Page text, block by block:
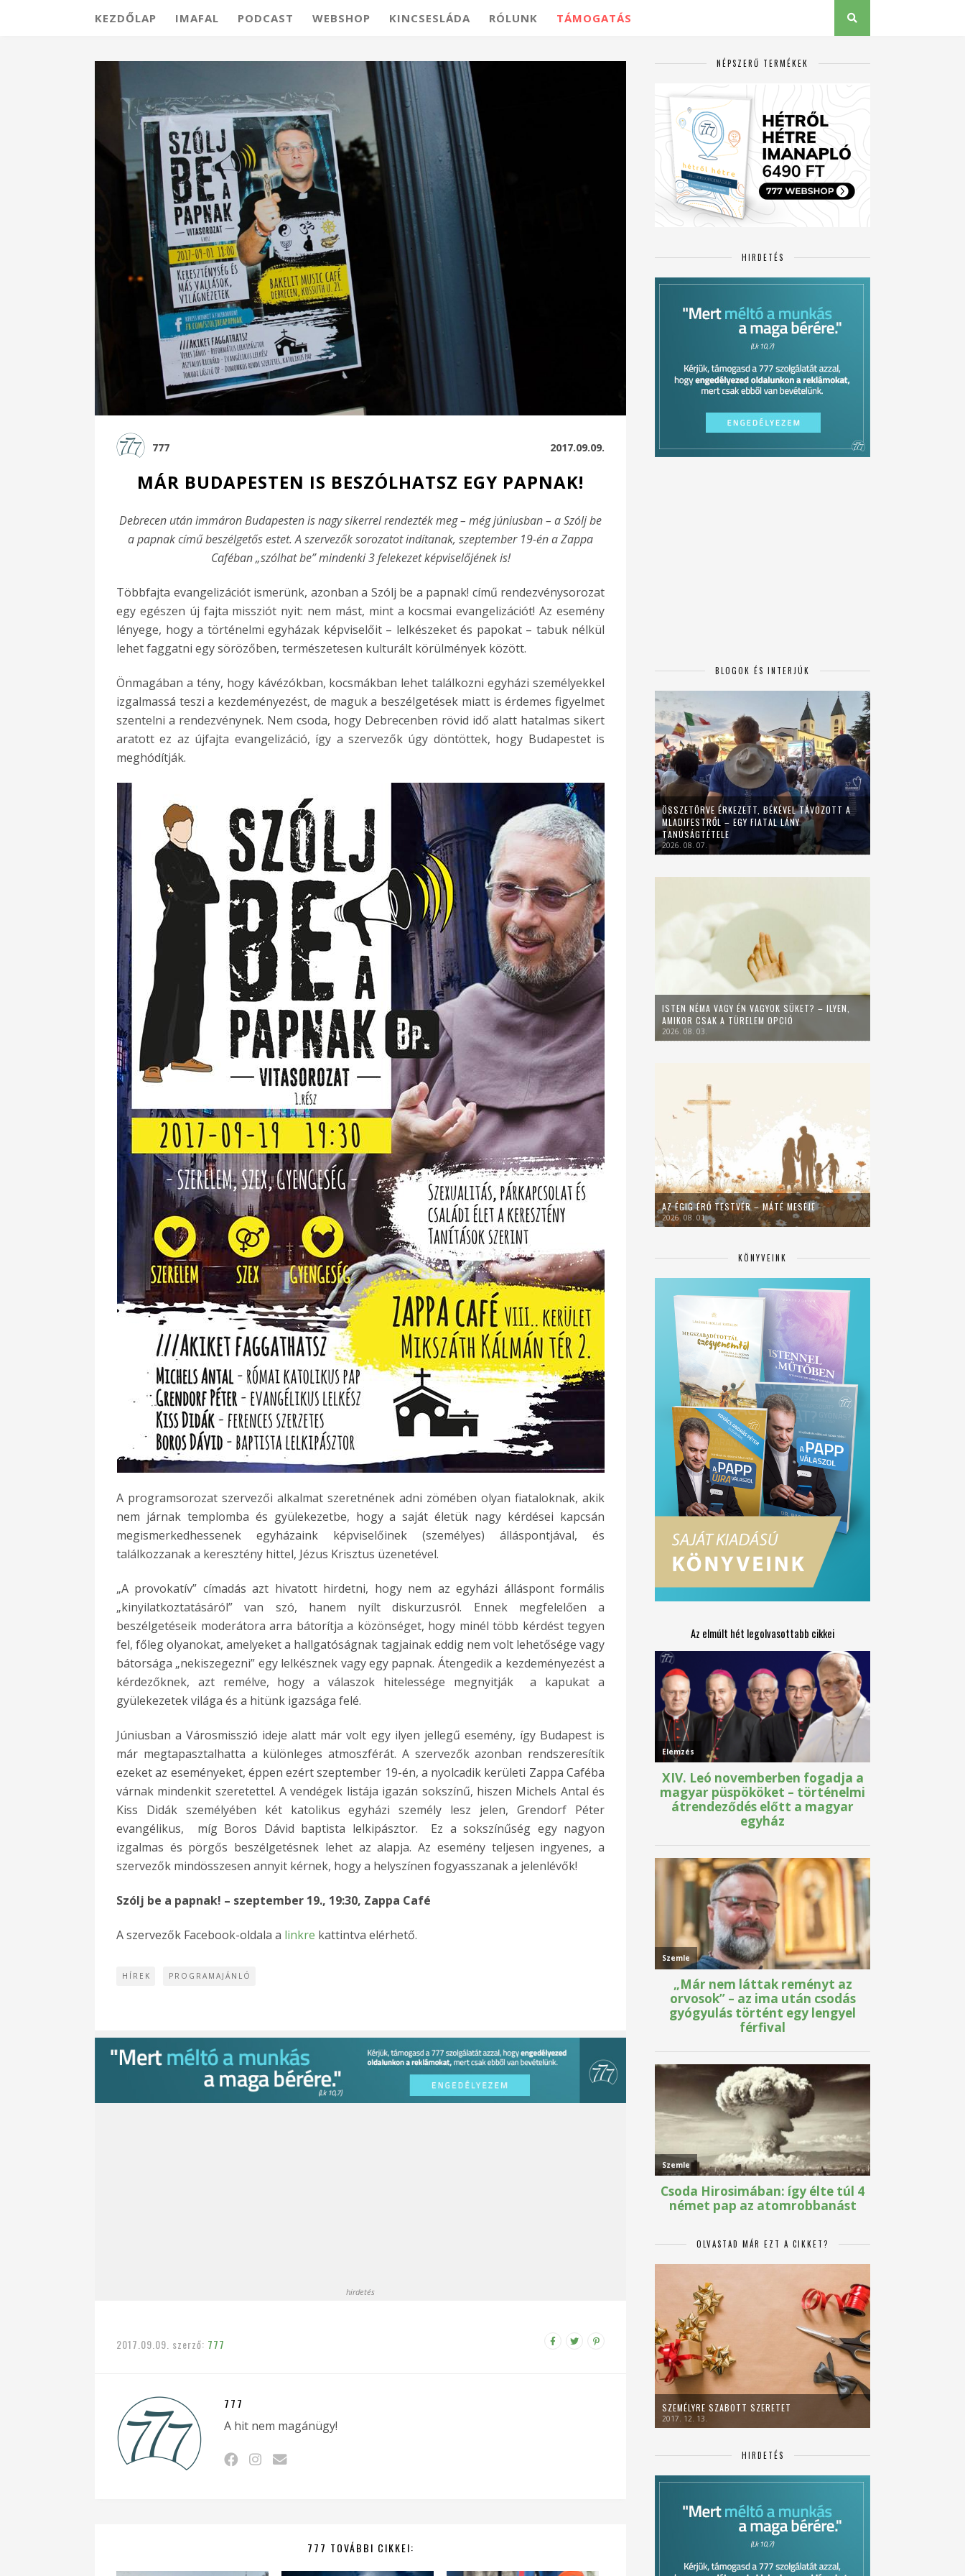
KEZDŐLAP IMAFAL PODCAST WEBSHOP KINCSESLÁDA RÓLUNK TÁMOGATÁS
777 2017.09.09.
MÁR BUDAPESTEN IS BESZÓLHATSZ EGY PAPNAK!
Debrecen után immáron Budapesten is nagy sikerrel rendezték meg – még júniusban – a Szólj be
a papnak című beszélgetős estet. A szervezők sorozatot indítanak, szeptember 19-én a Zappa
Caféban „szólhat be” mindenki 3 felekezet képviselőjének is!
Többfajta evangelizációt ismerünk, azonban a Szólj be a papnak! című rendezvénysorozat
egy egészen új fajta missziót nyit: nem mást, mint a kocsmai evangelizációt! Az esemény
lényege, hogy a történelmi egyházak képviselőit – lelkészeket és papokat – tabuk nélkül
lehet faggatni egy sörözőben, természetesen kulturált körülmények között.
Önmagában a tény, hogy kávézókban, kocsmákban lehet találkozni egyházi személyekkel
izgalmassá teszi a kezdeményezést, de maguk a beszélgetések miatt is érdemes figyelmet
szentelni a rendezvénynek. Nem csoda, hogy Debrecenben rövid idő alatt hatalmas sikert
aratott ez az újfajta evangelizáció, így a szervezők úgy döntöttek, hogy Budapestet is
meghódítják.
A programsorozat szervezői alkalmat szeretnének adni zömében olyan fiataloknak, akik
nem járnak templomba és gyülekezetbe, hogy a saját életük nagy kérdései kapcsán
megismerkedhessenek egyházaink képviselőinek (személyes) álláspontjával, és
találkozzanak a keresztény hittel, Jézus Krisztus üzenetével.
„A provokatív” címadás azt hivatott hirdetni, hogy nem az egyházi álláspont formális
„kinyilatkoztatásáról” van szó, hanem nyílt diskurzusról. Ennek megfelelően a
beszélgetéseik moderátora arra bátorítja a közönséget, hogy minél több kérdést tegyen
fel, főleg olyanokat, amelyeket a hallgatóságnak tagjainak eddig nem volt lehetősége vagy
bátorsága „nekiszegezni” egy lelkésznek vagy egy papnak. Átengedik a kezdeményezést a
kérdezőknek, azt remélve, hogy a válaszok hitelessége megnyitják a kapukat a
gyülekezetek világa és a hitünk igazsága felé.
Júniusban a Városmisszió ideje alatt már volt egy ilyen jellegű esemény, így Budapest is
már megtapasztalhatta a különleges atmoszférát. A szervezők azonban rendszeresítik
ezeket az eseményeket, éppen ezért szeptember 19-én, a nyolcadik kerületi Zappa Caféba
várnak mindenkit szeretettel. A vendégek listája igazán sokszínű, hiszen Michels Antal és
Kiss Didák személyében két katolikus egyházi személy lesz jelen, Grendorf Péter
evangélikus, míg Boros Dávid baptista lelkipásztor. Ez a sokszínűség egy nagyon
izgalmas és pörgős beszélgetésnek lehet az alapja. Az esemény teljesen ingyenes, a
szervezők mindösszesen annyit kérnek, hogy a helyszínen fogyasszanak a jelenlévők!
Szólj be a papnak! – szeptember 19., 19:30, Zappa Café
A szervezők Facebook-oldala a linkre kattintva elérhető.
HÍREK PROGRAMAJÁNLÓ
hirdetés
2017.09.09. szerző: 777
777
A hit nem magánügy!
777 TOVÁBBI CIKKEI:
NÉPSZERŰ TERMÉKEK
HIRDETÉS
BLOGOK ÉS INTERJÚK
ÖSSZETÖRVE ÉRKEZETT, BÉKÉVEL TÁVOZOTT A
MLADIFESTRŐL – EGY FIATAL LÁNY
TANÚSÁGTÉTELE
2026. 08. 07.
ISTEN NÉMA VAGY ÉN VAGYOK SÜKET? – ILYEN,
AMIKOR CSAK A TÜRELEM OPCIÓ
2026. 08. 03.
AZ ÉGIG ÉRŐ TESTVÉR – MÁTÉ MESÉJE
2026. 08. 01.
KÖNYVEINK
Az elmúlt hét legolvasottabb cikkei
OLVASTAD MÁR EZT A CIKKET?
SZEMÉLYRE SZABOTT SZERETET
2017. 12. 13.
HIRDETÉS